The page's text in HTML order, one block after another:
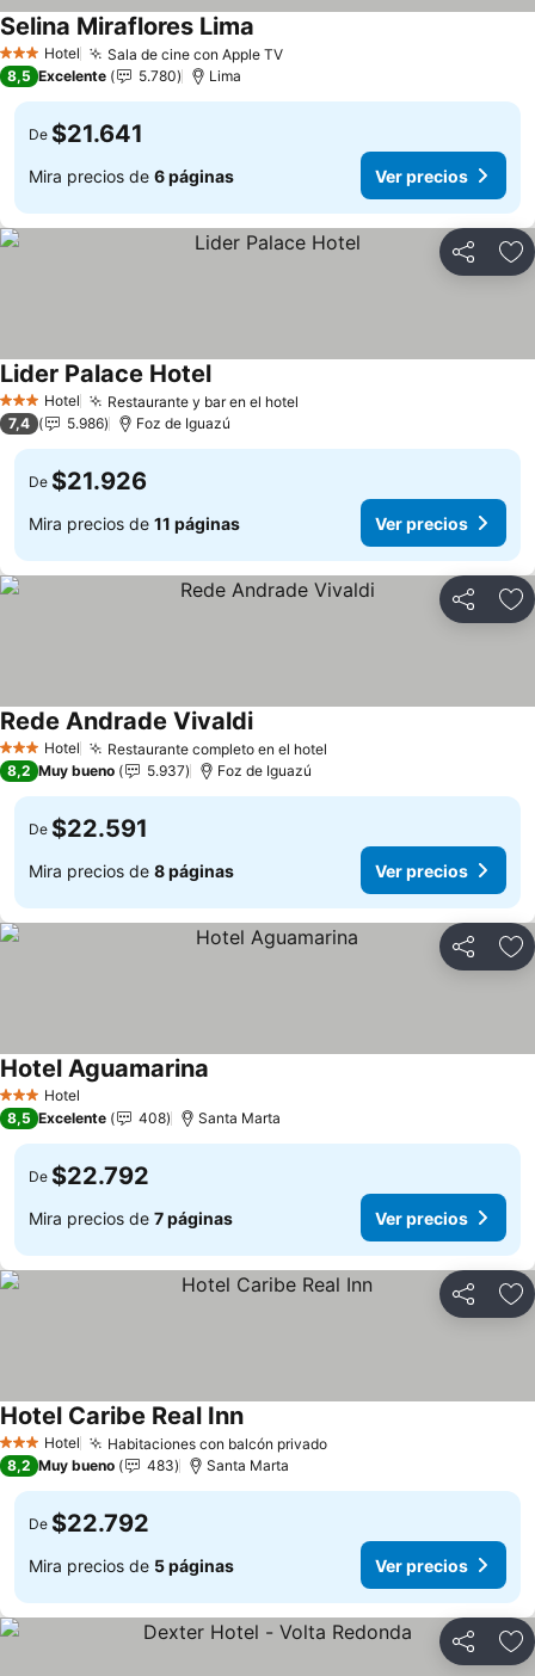
3 Estrellas
Hotel Sala de cine con Apple TV
Selina Miraflores Lima
8,5 Excelente 5.780 Lima
De $21.641
Mira precios de 6 páginas Ver precios
Compartir
3 Estrellas
Hotel Restaurante y bar en el hotel
Lider Palace Hotel
7,4 5.986 Foz de Iguazú
De $21.926
Mira precios de 11 páginas Ver precios
Compartir
3 Estrellas
Hotel Restaurante completo en el hotel
Rede Andrade Vivaldi
8,2 Muy bueno 5.937 Foz de Iguazú
De $22.591
Mira precios de 8 páginas Ver precios
Compartir
3 Estrellas
Hotel
Hotel Aguamarina
8,5 Excelente 408 Santa Marta
De $22.792
Mira precios de 7 páginas Ver precios
Compartir
3 Estrellas
Hotel Habitaciones con balcón privado
Hotel Caribe Real Inn
8,2 Muy bueno 483 Santa Marta
De $22.792
Mira precios de 5 páginas Ver precios
Compartir